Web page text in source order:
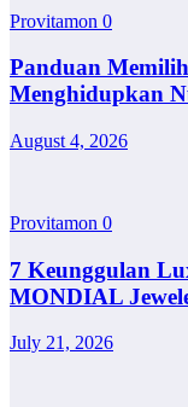
Provitamon 0
Panduan
Menghidupkan
August 4, 2026
Provitamon 0
7 Keunggulan
MONDIAL
July 21, 2026